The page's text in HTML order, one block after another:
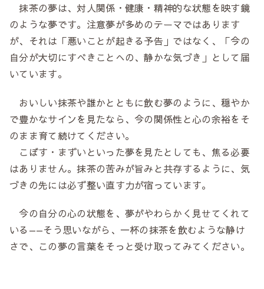
抹茶の夢は、対人関係・健康・精神的な状態を映す鏡
のような夢です。注意夢が多めのテーマではあります
が、それは「悪いことが起きる予告」ではなく、「今の
自分が大切にすべきことへの、静かな気づき」として届
いています。
おいしい抹茶や誰かとともに飲む夢のように、穏やか
で豊かなサインを見たなら、今の関係性と心の余裕をそ
のまま育て続けてください。
こぼす・まずいといった夢を見たとしても、焦る必要
はありません。抹茶の苦みが旨みと共存するように、気
づきの先には必ず整い直す力が宿っています。
今の自分の心の状態を、夢がやわらかく見せてくれて
いる——そう思いながら、一杯の抹茶を飲むような静け
さで、この夢の言葉をそっと受け取ってみてください。